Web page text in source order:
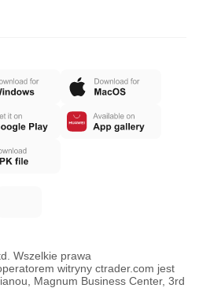
Wszelkie prawa
witryny ctrader.com jest
Magnum Business Center, 3rd